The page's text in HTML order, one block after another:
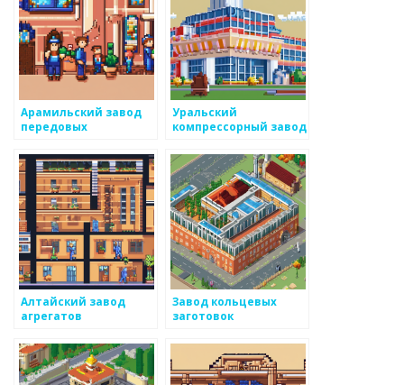
Арамильский завод
передовых
Уральский
компрессорный завод
Алтайский завод
агрегатов
Завод кольцевых
заготовок